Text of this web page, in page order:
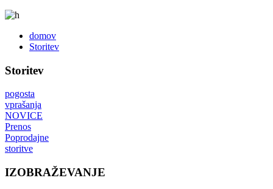
domov
Storitev
Storitev
pogosta
vprašanja
NOVICE
Prenos
Poprodajne
storitve
IZOBRAŽEVANJE